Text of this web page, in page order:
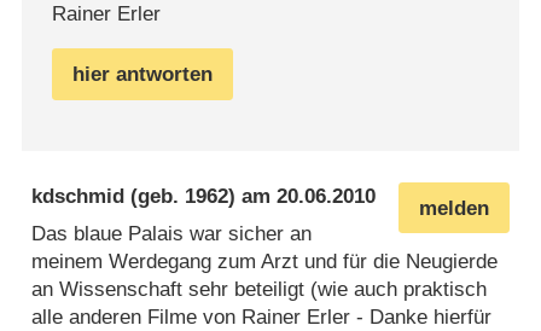
Rainer Erler
hier antworten
melden
kdschmid (geb. 1962) am20.06.2010
Das blaue Palais war sicher an
meinem Werdegang zum Arzt und für die Neugierde
an Wissenschaft sehr beteiligt (wie auch praktisch
alle anderen Filme von Rainer Erler - Danke hierfür